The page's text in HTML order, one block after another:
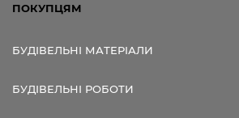
ПОКУПЦЯМ
БУДІВЕЛЬНІ МАТЕРІАЛИ
БУДІВЕЛЬНІ РОБОТИ